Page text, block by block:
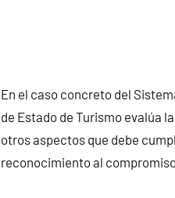
En el caso concreto del
de Estado de Turismo evalúa
otros aspectos que debe
reconocimiento al